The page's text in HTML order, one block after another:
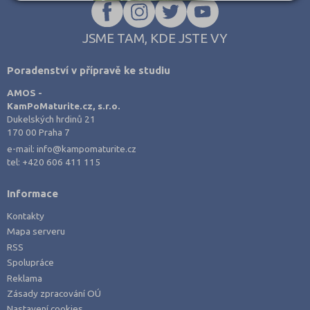
JSME TAM, KDE JSTE VY
Poradenství v přípravě ke studiu
AMOS -
KamPoMaturite.cz, s.r.o.
Dukelských hrdinů 21
170 00 Praha 7
e-mail:info@kampomaturite.cz
tel: +420 606 411 115
Informace
Kontakty
Mapa serveru
RSS
Spolupráce
Reklama
Zásady zpracování OÚ